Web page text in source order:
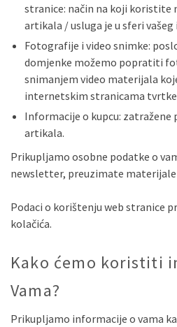
stranice: način na koji koristite
artikala / usluga je u sferi vašeg
Fotografije i video snimke:
domjenke možemo popratiti
snimanjem video materijala
internetskim stranicama
Informacije o kupcu: zatražene
artikala.
Prikupljamo osobne podatke o
newsletter, preuzimate
Podaci o korištenju web stranice
kolačića.
Kako ćemo koristiti
Vama?
Prikupljamo informacije o vama